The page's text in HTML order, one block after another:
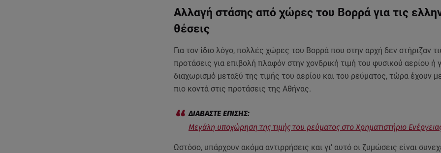
Αλλαγή στάσης από χώρες του Βορρά για τις
θέσεις
Για τον ίδιο λόγο, πολλές χώρες του Βορρά που στην αρχή δεν στήριζαν
προτάσεις για επιβολή πλαφόν στην χονδρική τιμή του φυσικού αερίου ή
διαχωρισμό μεταξύ της τιμής του αερίου και του ρεύματος, τώρα έχουν
πιο κοντά στις προτάσεις της Αθήνας.
Μεγάλη υποχώρηση της τιμής του ρεύματος στο Χρηματιστήριο
Ωστόσο, υπάρχουν ακόμα αντιρρήσεις και γι’ αυτό οι ζυμώσεις είναι